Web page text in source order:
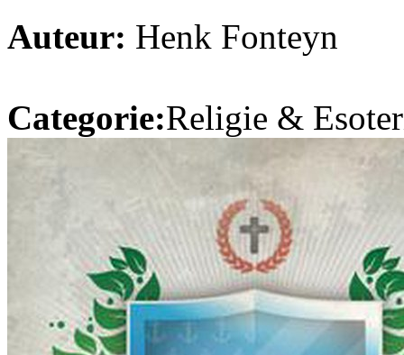
Auteur: Henk Fonteyn
Categorie:Religie &